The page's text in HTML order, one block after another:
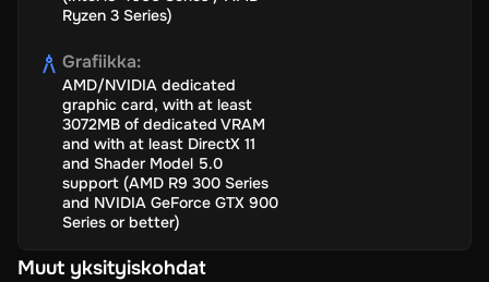
Ryzen 3 Series)
Grafiikka:
AMD/NVIDIA dedicated
graphic card, with at least
3072MB of dedicated VRAM
and with at least DirectX 11
and Shader Model 5.0
support (AMD R9 300 Series
and NVIDIA GeForce GTX 900
Series or better)
Muut yksityiskohdat